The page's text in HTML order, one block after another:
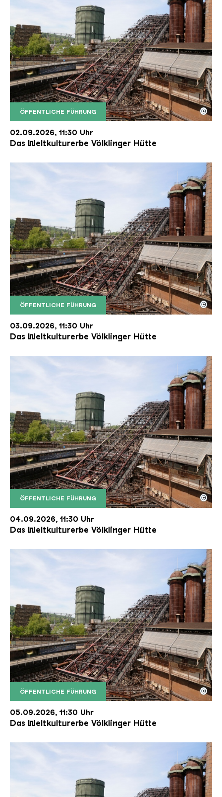
ÖFFENTLICHE FÜHRUNG
Der Erzschrägaufzug der Völklinger Hütte mit
Copyright: Weltkulturerbe Völklinger Hütte | Karl
©
02.09.2026, 11:30 Uhr
Das Weltkulturerbe Völklinger Hütte
ÖFFENTLICHE FÜHRUNG
Der Erzschrägaufzug der Völklinger Hütte mit
Copyright: Weltkulturerbe Völklinger Hütte | Karl
©
03.09.2026, 11:30 Uhr
Das Weltkulturerbe Völklinger Hütte
ÖFFENTLICHE FÜHRUNG
Der Erzschrägaufzug der Völklinger Hütte mit
Copyright: Weltkulturerbe Völklinger Hütte | Karl
©
04.09.2026, 11:30 Uhr
Das Weltkulturerbe Völklinger Hütte
ÖFFENTLICHE FÜHRUNG
Der Erzschrägaufzug der Völklinger Hütte mit
Copyright: Weltkulturerbe Völklinger Hütte | Karl
©
05.09.2026, 11:30 Uhr
Das Weltkulturerbe Völklinger Hütte